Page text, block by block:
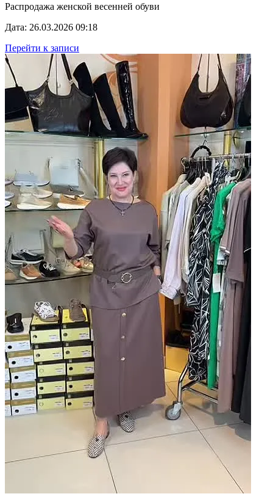
Распродажа женской весенней обуви
Дата: 26.03.2026 09:18
Перейти к записи